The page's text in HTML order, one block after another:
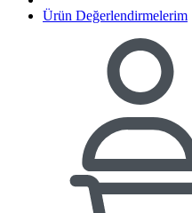
Ürün Değerlendirmelerim